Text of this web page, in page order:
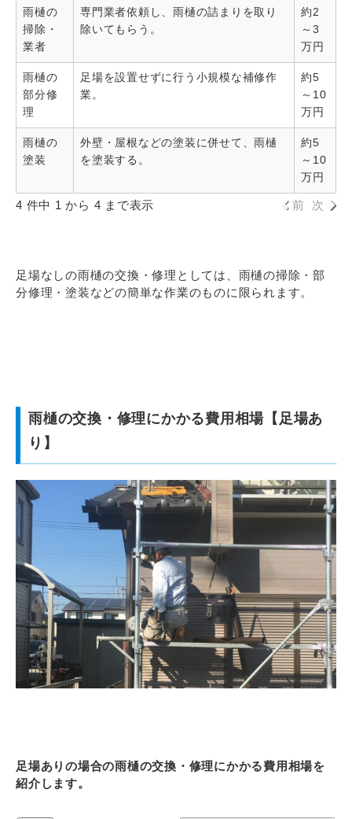
雨樋の
掃除・
業者
専門業者依頼し、雨樋の詰まりを取り
除いてもらう。
約2
～3
万円
雨樋の
部分修
理
足場を設置せずに行う小規模な補修作
業。
約5
～10
万円
雨樋の
塗装
外壁・屋根などの塗装に併せて、雨樋
を塗装する。
約5
～10
万円
4 件中 1 から 4 まで表示 前 次
足場なしの雨樋の交換・修理としては、雨樋の掃除・部
分修理・塗装などの簡単な作業のものに限られます。
雨樋の交換・修理にかかる費用相場【足場あ
り】
足場ありの場合の雨樋の交換・修理にかかる費用相場を
紹介します。